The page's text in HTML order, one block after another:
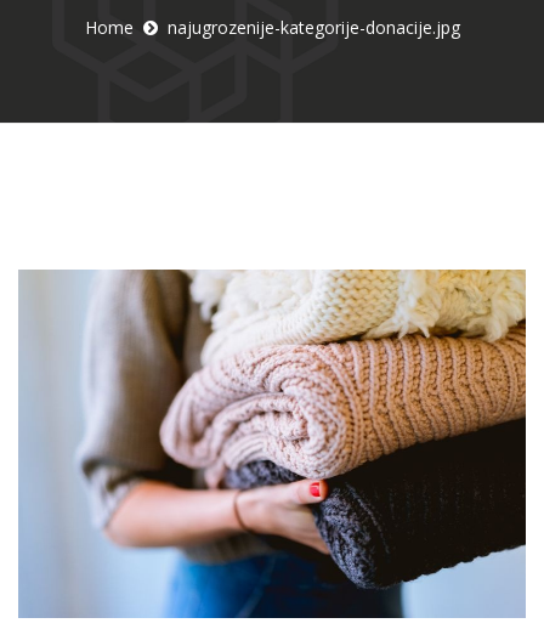
Home najugrozenije-kategorije-donacije.jpg